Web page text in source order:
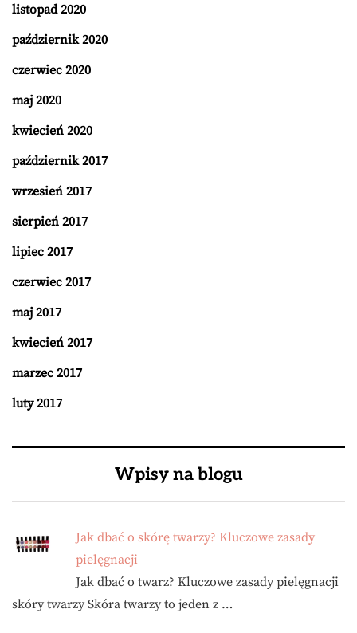
listopad 2020
październik 2020
czerwiec 2020
maj 2020
kwiecień 2020
październik 2017
wrzesień 2017
sierpień 2017
lipiec 2017
czerwiec 2017
maj 2017
kwiecień 2017
marzec 2017
luty 2017
Wpisy na blogu
Jak dbać o skórę twarzy? Kluczowe zasady
pielęgnacji
Jak dbać o twarz? Kluczowe zasady pielęgnacji
skóry twarzy Skóra twarzy to jeden z …